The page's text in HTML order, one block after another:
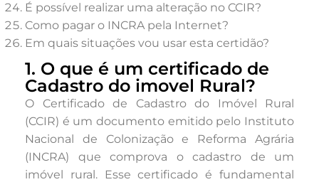
É possível realizar uma alteração no CCIR?
Como pagar o INCRA pela Internet?
Em quais situações vou usar esta certidão?
1. O que é um certificado de
Cadastro do imovel Rural?
O Certificado de Cadastro do Imóvel Rural
(CCIR) é um documento emitido pelo Instituto
Nacional de Colonização e Reforma Agrária
(INCRA) que comprova o cadastro de um
imóvel rural. Esse certificado é fundamental